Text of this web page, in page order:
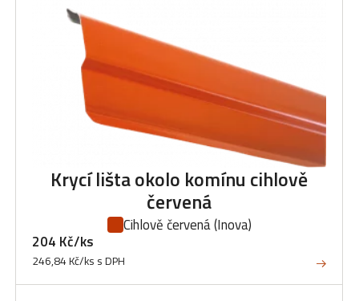
Krycí lišta okolo komínu cihlově
červená
Cihlově červená(Inova)
204 Kč/ks
246,84 Kč/ks s DPH